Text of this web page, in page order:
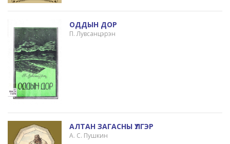
ОДДЫН ДОР
П. Лувсанцэрэн
АЛТАН ЗАГАСНЫ ҮЛГЭР
А. С. Пушкин